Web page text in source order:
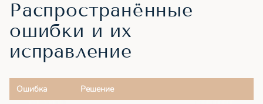
Распространённые
ошибки и их
исправление
Ошибка Решение